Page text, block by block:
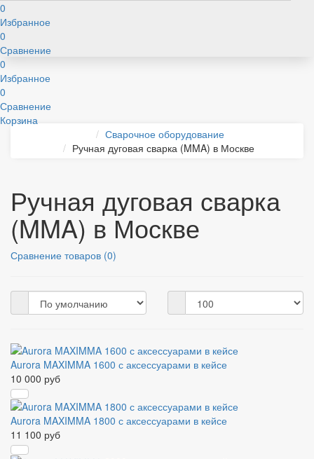
0
Избранное
0
Сравнение
0
Избранное
0
Сравнение
Корзина
Сварочное оборудование
Ручная дуговая сварка (MMA) в Москве
Ручная дуговая сварка
(MMA) в Москве
Сравнение товаров (0)
Aurora MAXIMMA 1600 с аксессуарами в кейсе
10 000 руб
Aurora MAXIMMA 1800 с аксессуарами в кейсе
11 100 руб